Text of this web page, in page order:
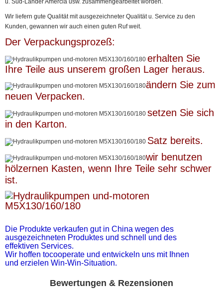
Wir liefern gute Qualität mit ausgezeichneter Qualität u. Service zu den
Kunden, gewannen wir auch einen guten Ruf weit.
Der Verpackungsprozeß:
erhalten Sie
Ihre Teile aus unserem großen Lager heraus.
ändern Sie zum
neuen Verpacken.
setzen Sie sich
in den Karton.
Satz bereits.
wir benutzen
hölzernen Kasten, wenn Ihre Teile sehr schwer
ist.
Die Produkte verkaufen gut in China wegen des
ausgezeichneten Produktes und schnell und des
effektiven Services.
Wir hoffen tocooperate und entwickeln uns mit Ihnen
und erzielen Win-Win-Situation.
Bewertungen & Rezensionen